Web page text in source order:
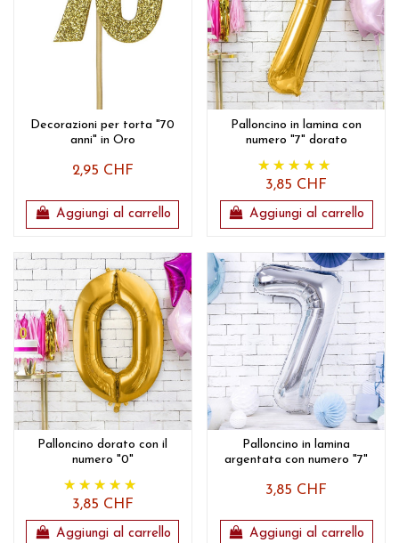
Decorazioni per torta "70
anni" in Oro
2,95 CHF
Aggiungi al carrello
Palloncino in lamina con
numero "7" dorato
3,85 CHF
Aggiungi al carrello
Palloncino dorato con il
numero "0"
3,85 CHF
Aggiungi al carrello
Palloncino in lamina
argentata con numero "7"
3,85 CHF
Aggiungi al carrello